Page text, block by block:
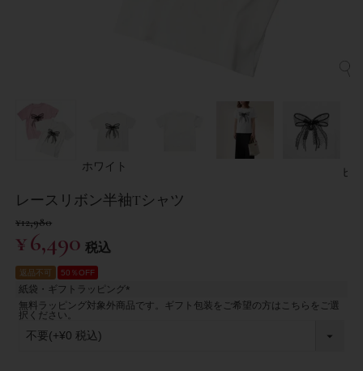
ホワイト ピ
レースリボン半袖Tシャツ
¥12,980
¥6,490 税込
返品不可 50％OFF
紙袋・ギフトラッピング
(
必
無料ラッピング対象外商品です。ギフト包装をご希望の方はこちらをご選
択ください。